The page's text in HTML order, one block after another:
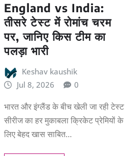
England vs India:
तीसरे टेस्ट में रोमांच चरम
पर, जानिए किस टीम का
पलड़ा भारी
Keshav kaushik
Jul 8, 2026
0
भारत और इंग्लैंड के बीच खेली जा रही टेस्ट
सीरीज का हर मुकाबला क्रिकेट प्रेमियों के
लिए बेहद खास साबित…